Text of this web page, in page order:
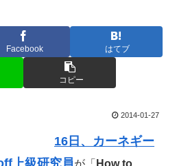
Facebook はてブ
コピー
2014-01-27
16日、カーネギー
上級研究員が「 How to